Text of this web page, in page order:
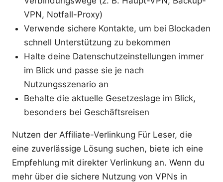
VPN, Notfall-Proxy)
Verwende sichere Kontakte, um bei Blockaden
schnell Unterstützung zu bekommen
Halte deine Datenschutzeinstellungen immer
im Blick und passe sie je nach
Nutzungsszenario an
Behalte die aktuelle Gesetzeslage im Blick,
besonders bei Geschäftsreisen
Nutzen der Affiliate-Verlinkung Für Leser, die
eine zuverlässige Lösung suchen, biete ich eine
Empfehlung mit direkter Verlinkung an. Wenn du
mehr über die sichere Nutzung von VPNs in